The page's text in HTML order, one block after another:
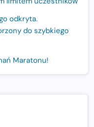
odkryta.
do szybkiego
Maratonu!